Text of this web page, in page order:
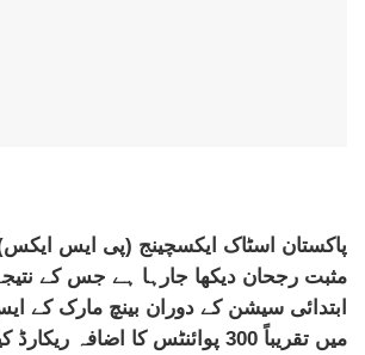
پاکستان اسٹاک ایکسچینج (پی ایس
مثبت رجحان دیکھا جارہا ہے جس کے
میں تقریباً 300 پوائنٹس کا اضافہ ریکارڈ کیا گیا۔